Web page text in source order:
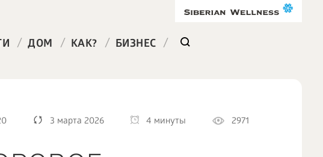
/ ДОМ / КАК? / БИЗНЕС /
3 марта 2026 4 минуты 2971